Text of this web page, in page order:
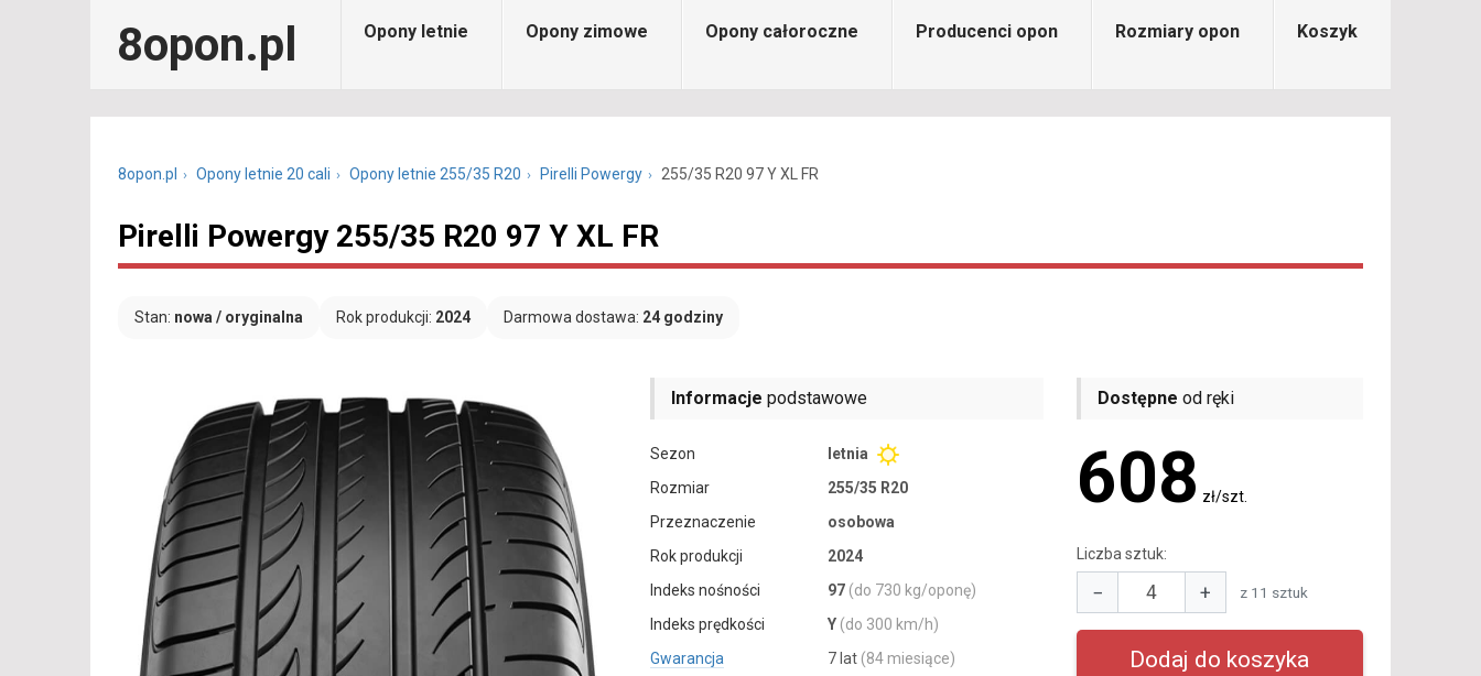
8opon.pl Opony letnie Opony zimowe Opony całoroczne Producenci opon Rozmiary opon Koszyk
8opon.pl Opony letnie 20 cali Opony letnie 255/35 R20 Pirelli Powergy 255/35 R20 97 Y XL FR
Pirelli Powergy 255/35 R20 97 Y XL FR
Stan: nowa / oryginalna Rok produkcji: 2024 Darmowa dostawa: 24 godziny
Informacje podstawowe
Sezon
letnia
Rozmiar
255/35 R20
Przeznaczenie
osobowa
Rok produkcji
2024
Indeks nośności
97 (do 730 kg/oponę)
Indeks prędkości
Y (do 300 km/h)
Gwarancja
7 lat (84 miesiące)
Dostępne od ręki
608 zł/szt.
Liczba sztuk:
− + z 11 sztuk